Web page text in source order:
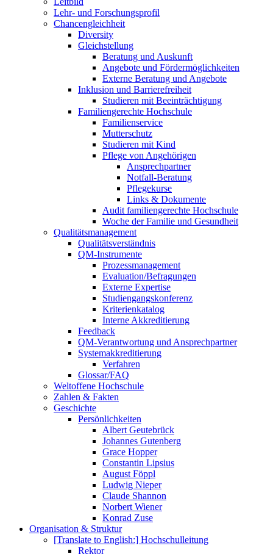
Lehr- und Forschungsprofil
Chancengleichheit
Diversity
Gleichstellung
Beratung und Auskunft
Angebote und Fördermöglichkeiten
Externe Beratung und Angebote
Inklusion und Barrierefreiheit
Studieren mit Beeinträchtigung
Familiengerechte Hochschule
Familienservice
Mutterschutz
Studieren mit Kind
Pflege von Angehörigen
Ansprechpartner
Notfall-Beratung
Pflegekurse
Links & Dokumente
Audit familiengerechte Hochschule
Woche der Familie und Gesundheit
Qualitätsmanagement
Qualitätsverständnis
QM-Instrumente
Prozessmanagement
Evaluation/Befragungen
Externe Expertise
Studiengangskonferenz
Kriterienkatalog
Interne Akkreditierung
Feedback
QM-Verantwortung und Ansprechpartner
Systemakkreditierung
Verfahren
Glossar/FAQ
Weltoffene Hochschule
Zahlen & Fakten
Geschichte
Persönlichkeiten
Albert Geutebrück
Johannes Gutenberg
Grace Hopper
Constantin Lipsius
August Föppl
Ludwig Nieper
Claude Shannon
Norbert Wiener
Konrad Zuse
Organisation & Struktur
[Translate to English:] Hochschulleitung
Rektor